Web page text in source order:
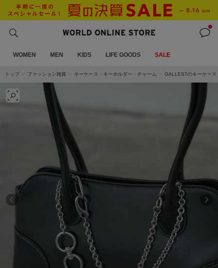
WOMEN MEN KIDS LIFE GOODS SALE
トップ ファッション雑貨 キーケース・キーホルダー・チャーム GALLESTのキーケース